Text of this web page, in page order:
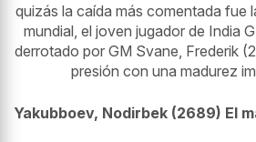
quizás la caída más comentada fue
mundial, el joven jugador de India
derrotado por GM Svane, Frederik
presión con una madurez
Yakubboev, Nodirbek (2689) El